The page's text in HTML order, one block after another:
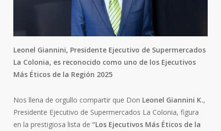
Leonel Giannini, Presidente Ejecutivo de Supermercados
La Colonia, es reconocido como uno de los Ejecutivos
Más Éticos de la Región 2025
Nos llena de orgullo compartir que Don Leonel Giannini K.,
Presidente Ejecutivo de Supermercados La Colonia, figura
en la prestigiosa lista de “Los Ejecutivos Más Éticos de la